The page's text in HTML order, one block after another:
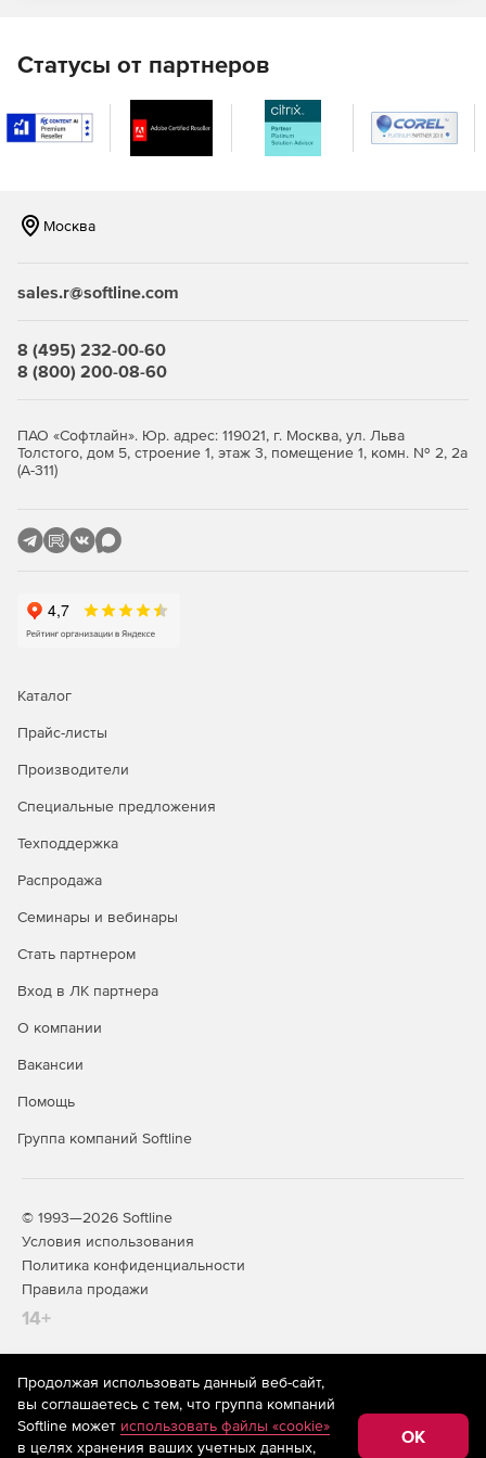
Статусы от партнеров
Москва
sales.r@softline.com
8 (495) 232-00-60
8 (800) 200-08-60
ПАО «Софтлайн». Юр. адрес: 119021, г. Москва, ул. Льва
Толстого, дом 5, строение 1, этаж 3, помещение 1, комн. № 2, 2а
(А-311)
Каталог
Прайс-листы
Производители
Специальные предложения
Техподдержка
Распродажа
Семинары и вебинары
Стать партнером
Вход в ЛК партнера
О компании
Вакансии
Помощь
Группа компаний Softline
© 1993—2026 Softline
Условия использования
Политика конфиденциальности
Правила продажи
14+
На информационном ресурсе store.softline.ru применяются
рекомендательные технологии(информационные технологии
предоставления информации на основе сбора,
систематизации и анализа сведений, относящихся к
Продолжая использовать данный веб-сайт,
вы соглашаетесь с тем, что группа компаний
Softline может использовать файлы «cookie»
в целях хранения ваших учетных данных,
OK